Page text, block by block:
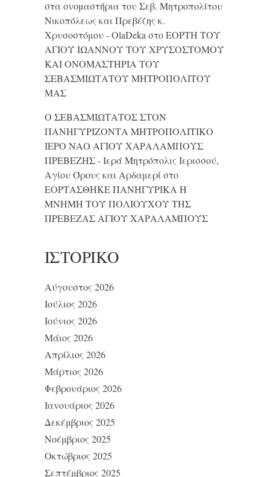
στα ονομαστήρια του Σεβ. Μητροπολίτου
Νικοπόλεως και Πρεβέζης κ.
Χρυσοστόμου - OlaDeka στοΕΟΡΤΗ ΤΟΥ
ΑΓΙΟΥ ΙΩΑΝΝΟΥ ΤΟΥ ΧΡΥΣΟΣΤΟΜΟΥ
ΚΑΙ ONΟΜΑΣΤΗΡΙΑ ΤΟΥ
ΣΕΒΑΣΜΙΩΤΑΤΟΥ ΜΗΤΡΟΠΟΛΙΤΟΥ
ΜΑΣ
Ο ΣΕΒΑΣΜΙΩΤΑΤΟΣ ΣΤΟΝ
ΠΑΝΗΓΥΡΙΖΟΝΤΑ ΜΗΤΡΟΠΟΛΙΤΙΚΟ
ΙΕΡΟ ΝΑΟ ΑΓΙΟΥ ΧΑΡΑΛΑΜΠΟΥΣ
ΠΡΕΒΕΖΗΣ - Ιερά Μητρόπολις Ιερισσού,
Αγίου Όρους και Αρδαμερίστο
ΕΟΡΤΑΣΘΗΚΕ ΠΑΝΗΓΥΡΙΚΑ Η
ΜΝΗΜΗ ΤΟΥ ΠΟΛΙΟΥΧΟΥ ΤΗΣ
ΠΡΕΒΕΖΑΣ ΑΓΙΟΥ ΧΑΡΑΛΑΜΠΟΥΣ
ΙΣΤΟΡΙΚΌ
Αύγουστος 2026
Ιούλιος 2026
Ιούνιος 2026
Μάιος 2026
Απρίλιος 2026
Μάρτιος 2026
Φεβρουάριος 2026
Ιανουάριος 2026
Δεκέμβριος 2025
Νοέμβριος 2025
Οκτώβριος 2025
Σεπτέμβριος 2025